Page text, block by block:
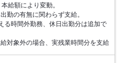
給額により変動。
勤の有無に関わらず支給。
る時間外勤務、休日出勤分は追加で
対象外の場合、実残業時間分を支給